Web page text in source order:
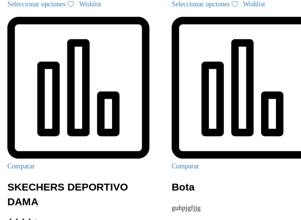
Seleccionar opciones producto
tiene
múltiples
Las
producto
Wishlist
Comparar
SKECHERS DEPORTIVO
DAMA
Seleccionar opciones producto
tiene
múltiples
Las
producto
Wishlist
Comparar
Bota
guhpjgfjjg